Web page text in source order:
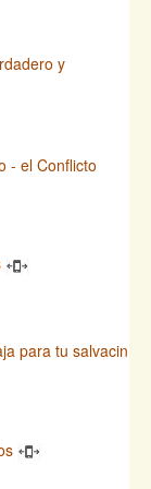
y
- el Conflicto
para tu salvacin